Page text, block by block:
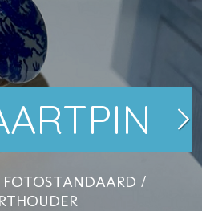
FOTOSTANDAARD /